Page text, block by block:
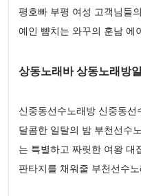
평호빠 부평 여성 고객님들
예인 뺨치는 와꾸의 훈남 에
상동노래바 상동노래방
신중동선수노래방 신중동
달콤한 일탈의 밤 부천선수
는 특별하고 짜릿한 여왕 대
판타지를 채워줄 부천선수